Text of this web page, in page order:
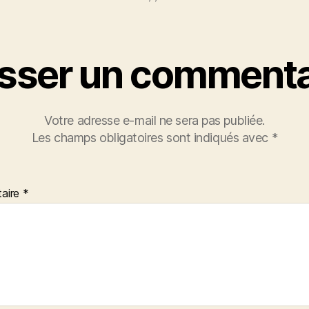
un
Votre adresse e-mail ne sera pas publiée.
Les champs obligatoires sont indiqués avec *
*